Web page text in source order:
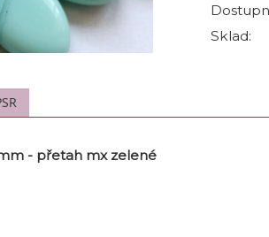
Sklad:
- přetah mx zelené